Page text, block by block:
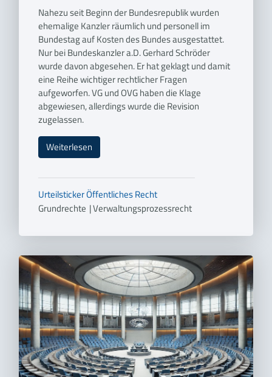
Nahezu seit Beginn der Bundesrepublik wurden
ehemalige Kanzler räumlich und personell im
Bundestag auf Kosten des Bundes ausgestattet.
Nur bei Bundeskanzler a.D. Gerhard Schröder
wurde davon abgesehen. Er hat geklagt und damit
eine Reihe wichtiger rechtlicher Fragen
aufgeworfen. VG und OVG haben die Klage
abgewiesen, allerdings wurde die Revision
zugelassen.
Weiterlesen
UrteilstickerÖffentliches Recht
Grundrechte |Verwaltungsprozessrecht